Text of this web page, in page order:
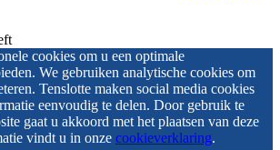
cookies om u een optimale
We gebruiken analytische cookies om
Tenslotte maken social media cookies
eenvoudig te delen. Door gebruik te
gaat u akkoord met het plaatsen van deze
vindt u in onze cookieverklaring.